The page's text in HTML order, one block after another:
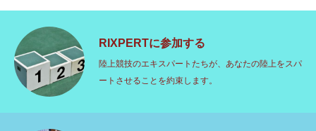
RIXPERTに参加する
陸上競技のエキスパートたちが、あなたの陸上をスパ
ートさせることを約束します。